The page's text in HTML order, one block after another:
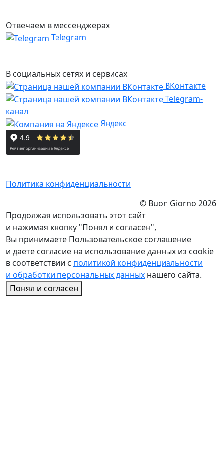
Отвечаем в мессенджерах
Telegram
В социальных сетях и сервисах
ВКонтакте
Telegram-
канал
Яндекс
Политика конфиденциальности
© Buon Giorno 2026
Продолжая использовать этот сайт
и нажимая кнопку "Понял и согласен",
Вы принимаете Пользовательское соглашение
и даете согласие на использование данных из cookie
в соответствии с политикой конфиденциальности
и обработки персональных данных нашего сайта.
Понял и согласен